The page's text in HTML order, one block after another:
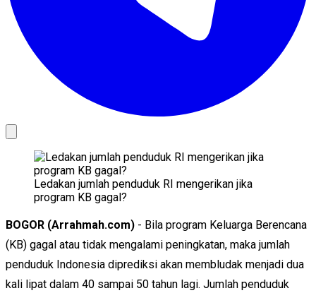
Ledakan jumlah penduduk RI mengerikan jika
program KB gagal?
BOGOR (Arrahmah.com) - Bila program Keluarga Berencana
(KB) gagal atau tidak mengalami peningkatan, maka jumlah
penduduk Indonesia diprediksi akan membludak menjadi dua
kali lipat dalam 40 sampai 50 tahun lagi. Jumlah penduduk